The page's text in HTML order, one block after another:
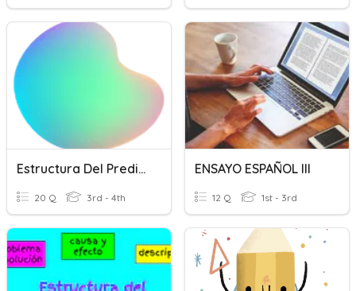
Estructura Del Predicado
20 Q 3rd - 4th
ENSAYO ESPAÑOL III
12 Q 1st - 3rd